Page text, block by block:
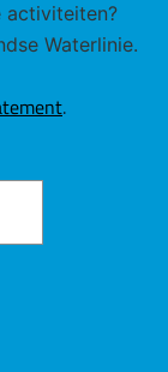
activiteiten?
Waterlinie.
.